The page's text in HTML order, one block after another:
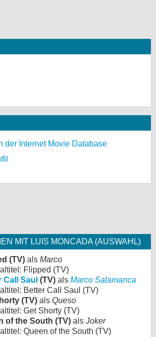
der Internet Movie Database
MIT LUIS MONCADA (AUSWAHL)
(TV) als Marco
Flipped (TV)
Call Saul (TV) als Marco Salamanca
Better Call Saul (TV)
(TV) als Queso
Get Shorty (TV)
of the South (TV) als Joker
Queen of the South (TV)